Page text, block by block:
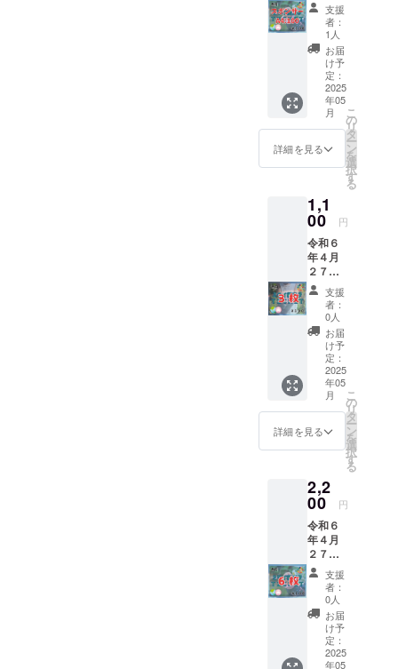
サイズ
１枚に
スポン
サー様
を記載
して壁
に貼っ
ていき
ます。
１枚の
紙に１
００名
載する
文字の
大きさ
になり
ます。
そして
お礼の
感謝
メール
を送り
ます。
掲載期
間：１
年以上
注意事
項：お
名前を
欄に記
載して
くださ
い。法
人名や
ロゴ、
バナー
も可能
です。
ロゴや
バナー
などの
画像の
支援
者：
1人
お届
け予
定：
2025
年05
月
詳細を見る
こ
の
リ
タ
ー
ン
を
選
択
す
る
1,1
00 円
令和６
年４月
２７日
子ども
食堂に
てミラ
イ種ま
きチ
ケット
「３
枚」
を、お
渡しし
ます。
お渡し
できな
場合
は、次
回５月
になり
ます。
画像に
１００
円（百
円）と
記載が
ありま
すが、
この記
支援
者：
0人
お届
け予
定：
2025
年05
月
詳細を見る
こ
の
リ
タ
ー
ン
を
選
択
す
る
2,2
00 円
令和６
年４月
２７日
子ども
食堂に
てミラ
イ種ま
きチ
ケット
「６
支援
者：
0人
お届
け予
定：
2025
年05